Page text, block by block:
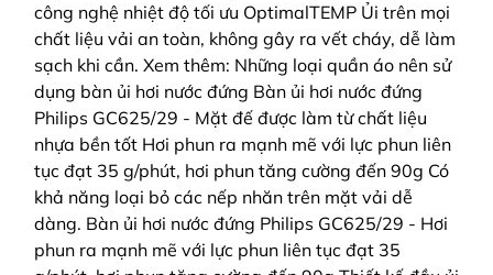
công nghệ nhiệt độ tối ưu OptimalTEMP Ủi trên mọi
chất liệu vải an toàn, không gây ra vết cháy, dễ làm
sạch khi cần. Xem thêm: Những loại quần áo nên sử
dụng bàn ủi hơi nước đứng Bàn ủi hơi nước đứng
Philips GC625/29 - Mặt đế được làm từ chất liệu
nhựa bền tốt Hơi phun ra mạnh mẽ với lực phun liên
tục đạt 35 g/phút, hơi phun tăng cường đến 90g Có
khả năng loại bỏ các nếp nhăn trên mặt vải dễ
dàng. Bàn ủi hơi nước đứng Philips GC625/29 - Hơi
phun ra mạnh mẽ với lực phun liên tục đạt 35